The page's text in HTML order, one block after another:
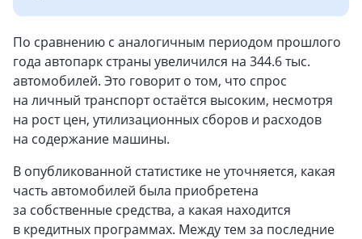
По сравнению с аналогичным периодом прошлого
года автопарк страны увеличился на 344.6 тыс.
автомобилей. Это говорит о том, что спрос
на личный транспорт остаётся высоким, несмотря
на рост цен, утилизационных сборов и расходов
на содержание машины.
В опубликованной статистике не уточняется, какая
часть автомобилей была приобретена
за собственные средства, а какая находится
в кредитных программах. Между тем за последние